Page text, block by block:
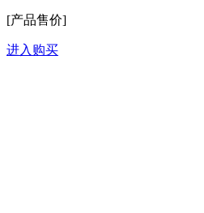
[产品售价]
进入购买